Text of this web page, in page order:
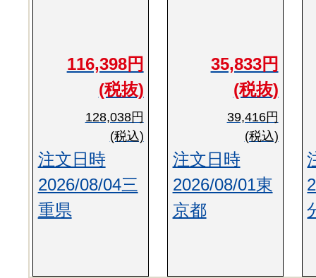
116,398円
(税抜)
128,038円
(税込)
注文日時
2026/08/04三
重県
35,833円
(税抜)
39,416円
(税込)
注文日時
2026/08/01東
京都